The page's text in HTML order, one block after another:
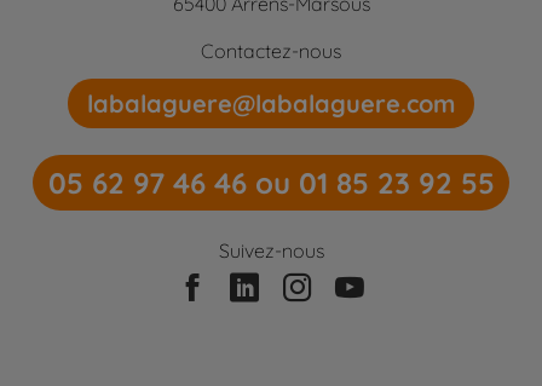
Contactez-nous
labalaguere@labalaguere.com
05 62 97 46 46 ou 01 85 23 92 55
Suivez-nous